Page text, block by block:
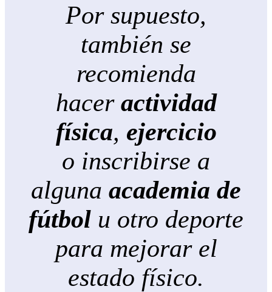
Por supuesto,
también se
recomienda
hacer actividad
física, ejercicio
o inscribirse a
alguna academia de
fútbol u otro deporte
para mejorar el
estado físico.